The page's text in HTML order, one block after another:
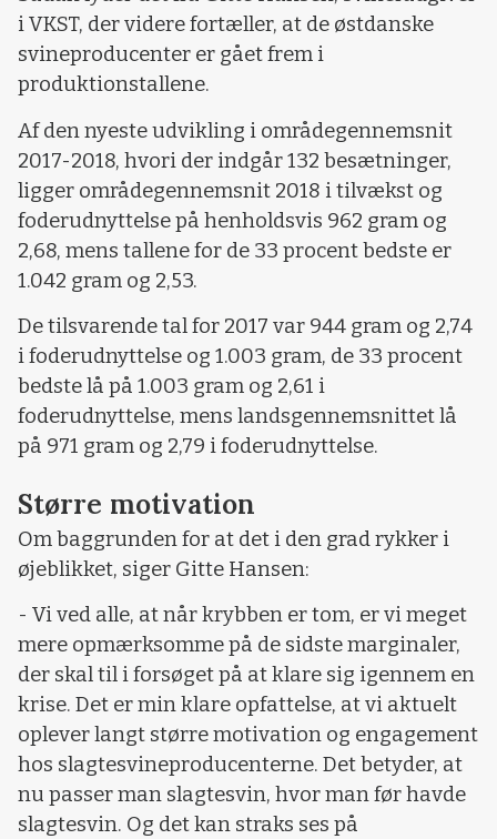
i VKST, der videre fortæller, at de østdanske
svineproducenter er gået frem i
produktionstallene.
Af den nyeste udvikling i områdegennemsnit
2017-2018, hvori der indgår 132 besætninger,
ligger områdegennemsnit 2018 i tilvækst og
foderudnyttelse på henholdsvis 962 gram og
2,68, mens tallene for de 33 procent bedste er
1.042 gram og 2,53.
De tilsvarende tal for 2017 var 944 gram og 2,74
i foderudnyttelse og 1.003 gram, de 33 procent
bedste lå på 1.003 gram og 2,61 i
foderudnyttelse, mens landsgennemsnittet lå
på 971 gram og 2,79 i foderudnyttelse.
Større motivation
Om baggrunden for at det i den grad rykker i
øjeblikket, siger Gitte Hansen:
- Vi ved alle, at når krybben er tom, er vi meget
mere opmærksomme på de sidste marginaler,
der skal til i forsøget på at klare sig igennem en
krise. Det er min klare opfattelse, at vi aktuelt
oplever langt større motivation og engagement
hos slagtesvineproducenterne. Det betyder, at
nu passer man slagtesvin, hvor man før havde
slagtesvin. Og det kan straks ses på